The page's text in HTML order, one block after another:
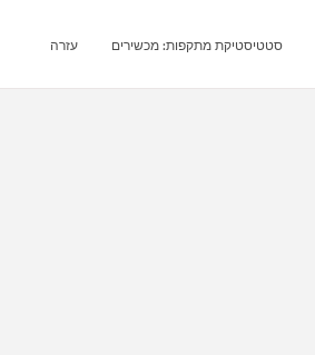
סטטיסטיקת מתקפות: מכשירים עזרה